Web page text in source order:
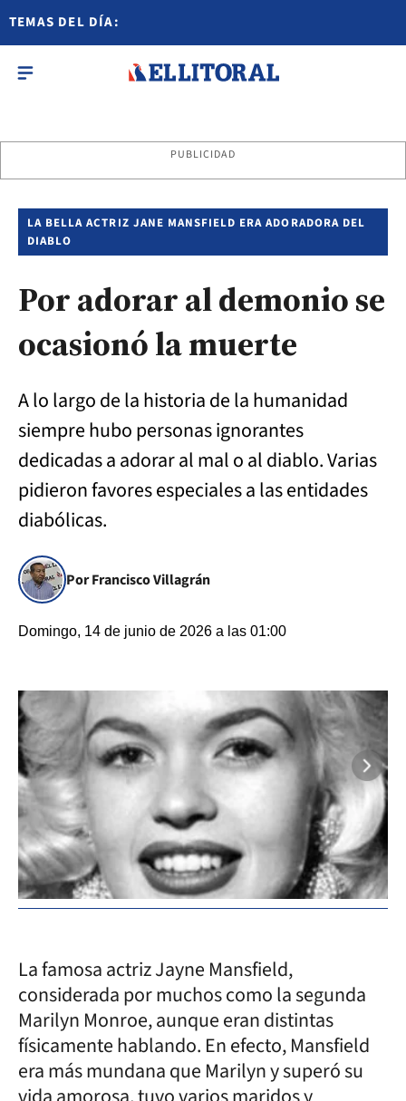
TEMAS DEL DÍA:
PUBLICIDAD
LA BELLA ACTRIZ JANE MANSFIELD ERA ADORADORA DEL
DIABLO
Por adorar al demonio se
ocasionó la muerte
A lo largo de la historia de la humanidad
siempre hubo personas ignorantes
dedicadas a adorar al mal o al diablo. Varias
pidieron favores especiales a las entidades
diabólicas.
Por Francisco Villagrán
Domingo, 14 de junio de 2026 a las 01:00
La famosa actriz Jayne Mansfield,
considerada por muchos como la segunda
Marilyn Monroe, aunque eran distintas
físicamente hablando. En efecto, Mansfield
era más mundana que Marilyn y superó su